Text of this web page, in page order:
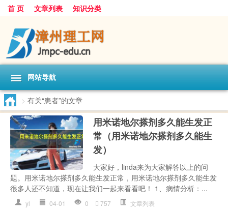
首 页 文章列表 知识分类
网站导航
> 有关“患者”的文章
用米诺地尔搽剂多久能生发正
常（用米诺地尔搽剂多久能生
发）
大家好，linda来为大家解答以上的问
题。用米诺地尔搽剂多久能生发正常，用米诺地尔搽剂多久能生发
很多人还不知道，现在让我们一起来看看吧！ 1、病情分析：...
yl 04-01 0 757 文章列表